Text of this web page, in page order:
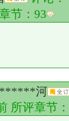
节： 93
河
所评章节：